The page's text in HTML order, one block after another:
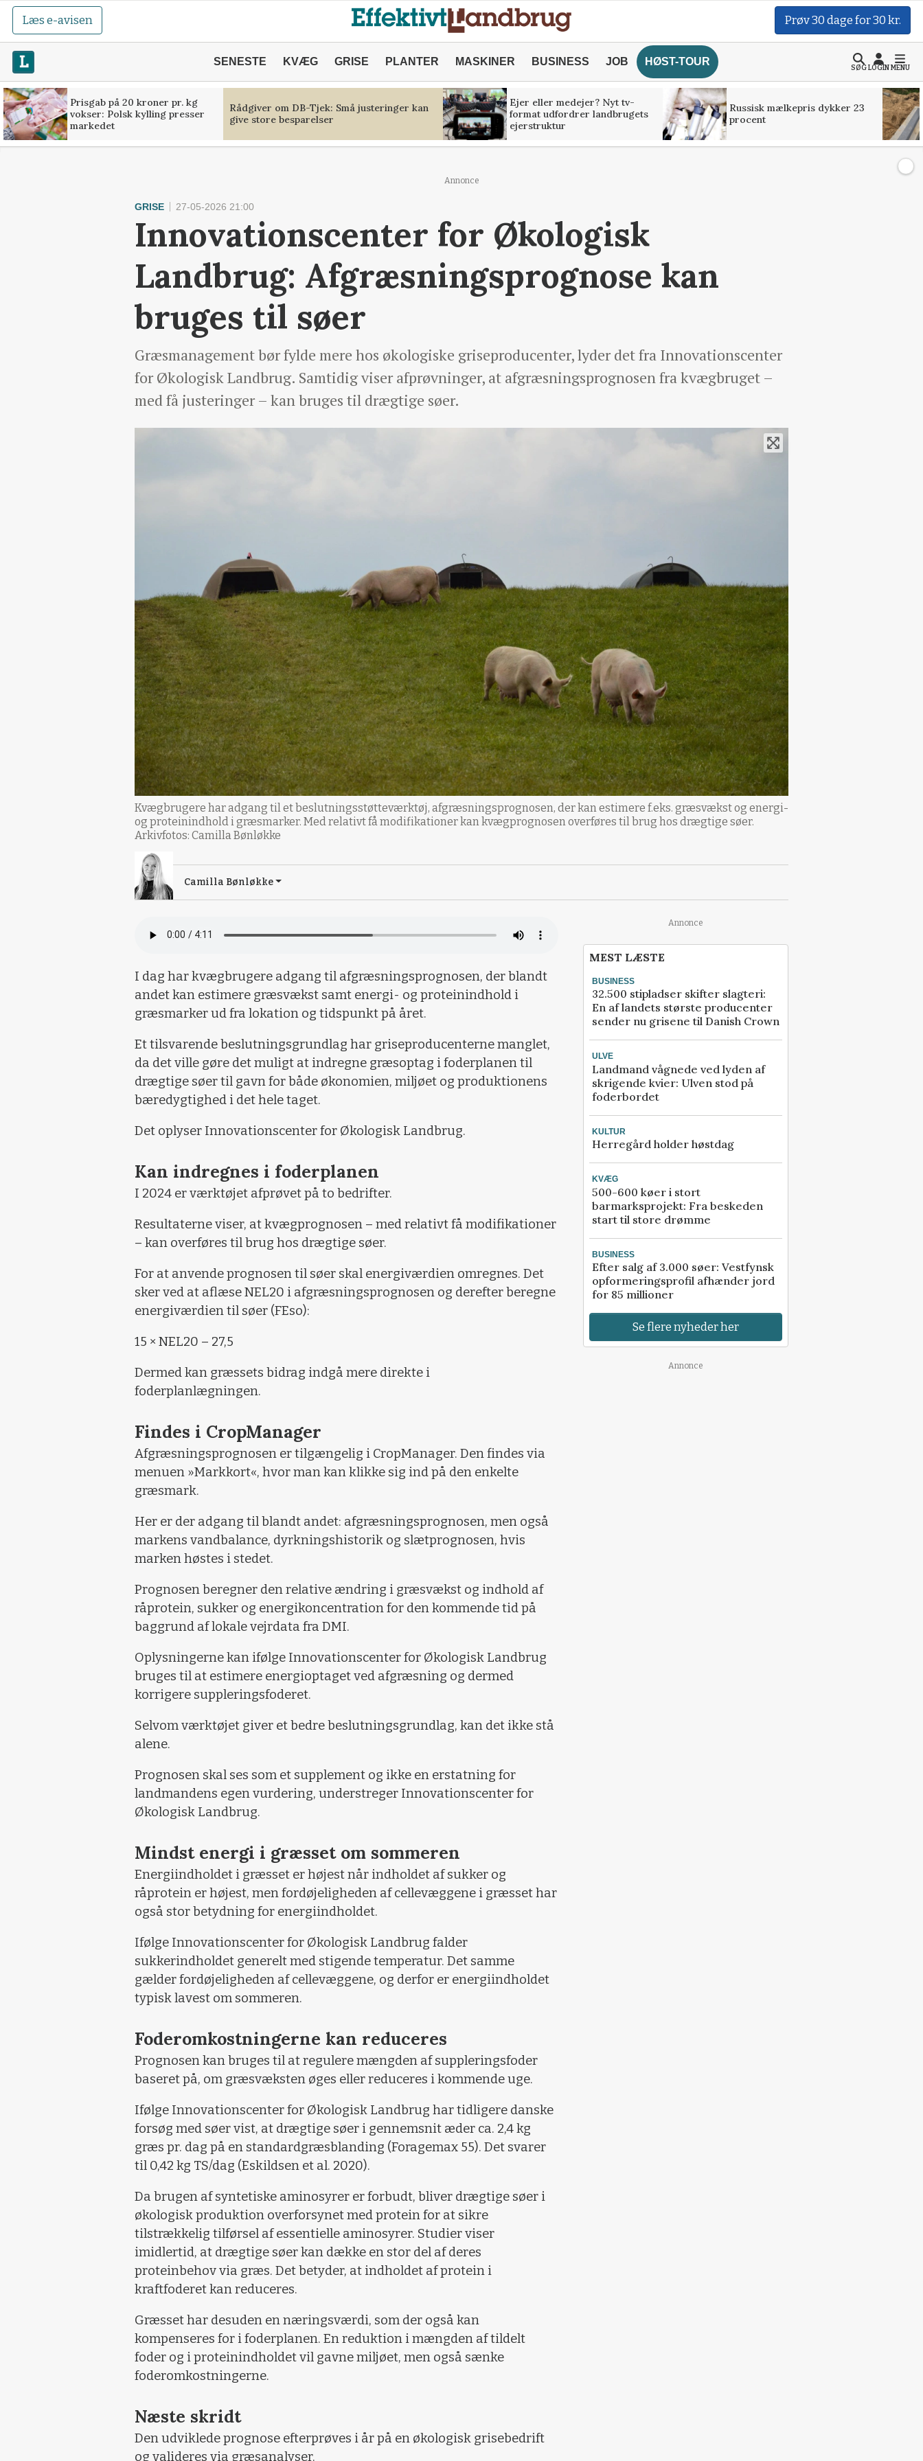
Læs e-avisen Prøv 30 dage for 30 kr.
SENESTE KVÆG GRISE PLANTER MASKINER BUSINESS JOB HØST-TOUR
SØGLOGINMENU
Prisgab på 20 kroner pr. kg
vokser: Polsk kylling presser
markedet
Rådgiver om DB-Tjek: Små justeringer kan
give store besparelser
Ejer eller medejer? Nyt tv-
format udfordrer landbrugets
ejerstruktur
Russisk mælkepris dykker 23
procent
Annonce
GRISE 27-05-2026 21:00
Innovationscenter for Økologisk
Landbrug: Afgræsningsprognose kan
bruges til søer
Græsmanagement bør fylde mere hos økologiske griseproducenter, lyder det fra Innovationscenter
for Økologisk Landbrug. Samtidig viser afprøvninger, at afgræsningsprognosen fra kvægbruget –
med få justeringer – kan bruges til drægtige søer.
Kvægbrugere har adgang til et beslutningsstøtteværktøj, afgræsningsprognosen, der kan estimere f.eks. græsvækst og energi-
og proteinindhold i græsmarker. Med relativt få modifikationer kan kvægprognosen overføres til brug hos drægtige søer.
Arkivfotos: Camilla Bønløkke
Camilla Bønløkke
I dag har kvægbrugere adgang til afgræsningsprognosen, der blandt
andet kan estimere græsvækst samt energi- og proteinindhold i
græsmarker ud fra lokation og tidspunkt på året.
Et tilsvarende beslutningsgrundlag har griseproducenterne manglet,
da det ville gøre det muligt at indregne græsoptag i foderplanen til
drægtige søer til gavn for både økonomien, miljøet og produktionens
bæredygtighed i det hele taget.
Det oplyser Innovationscenter for Økologisk Landbrug.
Kan indregnes i foderplanen
I 2024 er værktøjet afprøvet på to bedrifter.
Resultaterne viser, at kvægprognosen – med relativt få modifikationer
– kan overføres til brug hos drægtige søer.
For at anvende prognosen til søer skal energiværdien omregnes. Det
sker ved at aflæse NEL20 i afgræsningsprognosen og derefter beregne
energiværdien til søer (FEso):
15 × NEL20 – 27,5
Dermed kan græssets bidrag indgå mere direkte i
foderplanlægningen.
Findes i CropManager
Afgræsningsprognosen er tilgængelig i CropManager. Den findes via
menuen »Markkort«, hvor man kan klikke sig ind på den enkelte
græsmark.
Her er der adgang til blandt andet: afgræsningsprognosen, men også
markens vandbalance, dyrkningshistorik og slætprognosen, hvis
marken høstes i stedet.
Prognosen beregner den relative ændring i græsvækst og indhold af
råprotein, sukker og energikoncentration for den kommende tid på
baggrund af lokale vejrdata fra DMI.
Oplysningerne kan ifølge Innovationscenter for Økologisk Landbrug
bruges til at estimere energioptaget ved afgræsning og dermed
korrigere suppleringsfoderet.
Selvom værktøjet giver et bedre beslutningsgrundlag, kan det ikke stå
alene.
Prognosen skal ses som et supplement og ikke en erstatning for
landmandens egen vurdering, understreger Innovationscenter for
Økologisk Landbrug.
Mindst energi i græsset om sommeren
Energiindholdet i græsset er højest når indholdet af sukker og
råprotein er højest, men fordøjeligheden af cellevæggene i græsset har
også stor betydning for energiindholdet.
Ifølge Innovationscenter for Økologisk Landbrug falder
sukkerindholdet generelt med stigende temperatur. Det samme
gælder fordøjeligheden af cellevæggene, og derfor er energiindholdet
typisk lavest om sommeren.
Foderomkostningerne kan reduceres
Prognosen kan bruges til at regulere mængden af suppleringsfoder
baseret på, om græsvæksten øges eller reduceres i kommende uge.
Ifølge Innovationscenter for Økologisk Landbrug har tidligere danske
forsøg med søer vist, at drægtige søer i gennemsnit æder ca. 2,4 kg
græs pr. dag på en standardgræsblanding (Foragemax 55). Det svarer
til 0,42 kg TS/dag (Eskildsen et al. 2020).
Da brugen af syntetiske aminosyrer er forbudt, bliver drægtige søer i
økologisk produktion overforsynet med protein for at sikre
tilstrækkelig tilførsel af essentielle aminosyrer. Studier viser
imidlertid, at drægtige søer kan dække en stor del af deres
proteinbehov via græs. Det betyder, at indholdet af protein i
kraftfoderet kan reduceres.
Græsset har desuden en næringsværdi, som der også kan
kompenseres for i foderplanen. En reduktion i mængden af tildelt
foder og i proteinindholdet vil gavne miljøet, men også sænke
foderomkostningerne.
Næste skridt
Den udviklede prognose efterprøves i år på en økologisk grisebedrift
og valideres via græsanalyser.
Annonce
MEST LÆSTE
BUSINESS
32.500 stipladser skifter slagteri:
En af landets største producenter
sender nu grisene til Danish Crown
ULVE
Landmand vågnede ved lyden af
skrigende kvier: Ulven stod på
foderbordet
KULTUR
Herregård holder høstdag
KVÆG
500-600 køer i stort
barmarksprojekt: Fra beskeden
start til store drømme
BUSINESS
Efter salg af 3.000 søer: Vestfynsk
opformeringsprofil afhænder jord
for 85 millioner
Se flere nyheder her
Annonce